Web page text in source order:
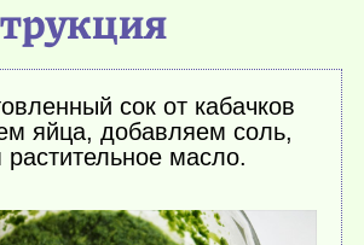
сок от кабачков
яйца, добавляем соль,
масло.